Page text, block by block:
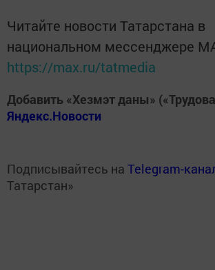
Читайте новости Татарстана в
национальном мессенджере
https://max.ru/tatmedia
Добавить «Хезмэт даны»
Яндекс.Новости
Подписывайтесь на Telegram-
Татарстан»